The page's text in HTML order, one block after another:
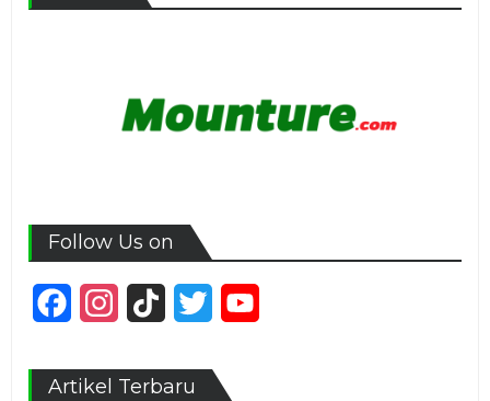
Follow Us on
FacebookInstagram
TikTok Twitter
Artikel Terbaru